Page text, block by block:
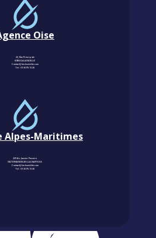
Oise
22, Rue Principale
60850 LALANDELLE
Contact@km-humidite.com
Tel :01 30 76 13 26
Alpes-Maritimes
229 Av. Janvier Passero
06210 MANDELIEU-LA-NAPOULE
Contact@km-humidite.com
Tel :01 30 76 13 26